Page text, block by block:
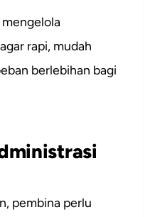
rapi, mudah
berlebihan bagi
pembina perlu